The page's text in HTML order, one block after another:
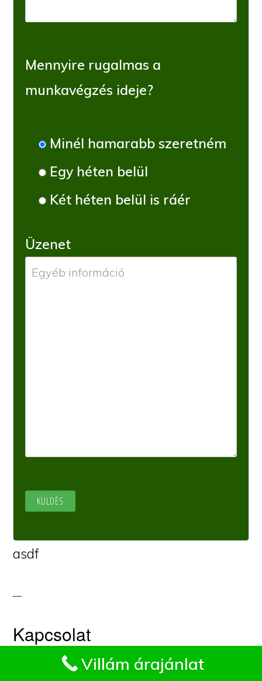
Mennyire rugalmas a
munkavégzés ideje?
Minél hamarabb szeretném
Egy héten belül
Két héten belül is ráér
Üzenet
asdf
Kapcsolat
Villám árajánlat